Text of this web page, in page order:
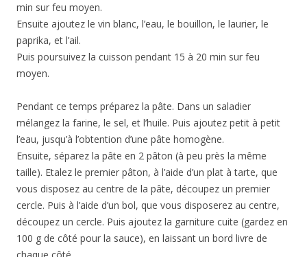
min sur feu moyen.
Ensuite ajoutez le vin blanc, l’eau, le bouillon, le laurier, le
paprika, et l’ail.
Puis poursuivez la cuisson pendant 15 à 20 min sur feu
moyen.
Pendant ce temps préparez la pâte. Dans un saladier
mélangez la farine, le sel, et l’huile. Puis ajoutez petit à petit
l’eau, jusqu’à l’obtention d’une pâte homogène.
Ensuite, séparez la pâte en 2 pâton (à peu près la même
taille). Etalez le premier pâton, à l’aide d’un plat à tarte, que
vous disposez au centre de la pâte, découpez un premier
cercle. Puis à l’aide d’un bol, que vous disposerez au centre,
découpez un cercle. Puis ajoutez la garniture cuite (gardez en
100 g de côté pour la sauce), en laissant un bord livre de